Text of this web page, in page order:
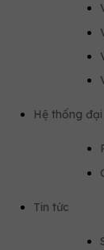
Hệ thống
Tin tức